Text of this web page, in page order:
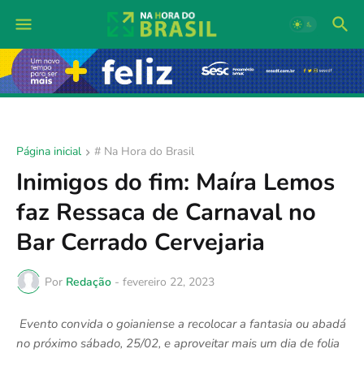
Página inicial # Na Hora do Brasil
Inimigos do fim: Maíra Lemos
faz Ressaca de Carnaval no
Bar Cerrado Cervejaria
Por Redação - fevereiro 22, 2023
Evento convida o goianiense a recolocar a fantasia ou abadá
no próximo sábado, 25/02, e aproveitar mais um dia de folia